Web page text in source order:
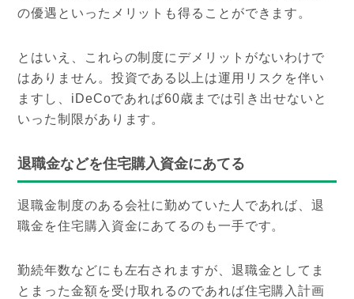
の優遇といったメリットも得ることができます。
とはいえ、これらの制度にデメリットがないわけで
はありません。投資である以上は運用リスクを伴い
ますし、iDeCoであれば60歳までは引き出せないと
いった制限があります。
退職金などを住宅購入資金にあてる
退職金制度のある会社に勤めていた人であれば、退
職金を住宅購入資金にあてるのも一手です。
勤続年数などにも左右されますが、退職金としてま
とまった金額を受け取れるのであれば住宅購入計画